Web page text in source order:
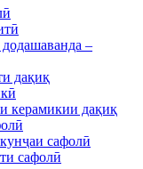
–
дақиқ
керамикии дақиқ
сафолӣ
сафолӣ